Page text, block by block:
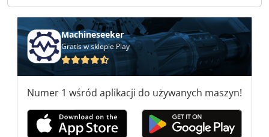
METALIMPEX Sp. z o.o. METALIMPEX Sp. z o.o.
METALIMPEX Sp. z o.o. METALIMPEX Sp. z o.o.
Machineseeker
Gratis w sklepie Play
Numer 1 wśród aplikacji do używanych maszyn!